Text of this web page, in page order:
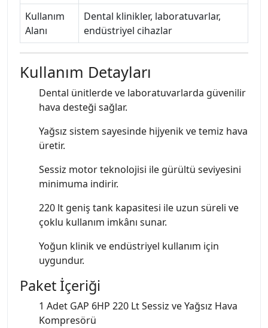
Kullanım
Alanı
Dental klinikler, laboratuvarlar,
endüstriyel cihazlar
Kullanım Detayları
Dental ünitlerde ve laboratuvarlarda güvenilir
hava desteği sağlar.
Yağsız sistem sayesinde hijyenik ve temiz hava
üretir.
Sessiz motor teknolojisi ile gürültü seviyesini
minimuma indirir.
220 lt geniş tank kapasitesi ile uzun süreli ve
çoklu kullanım imkânı sunar.
Yoğun klinik ve endüstriyel kullanım için
uygundur.
Paket İçeriği
1 Adet GAP 6HP 220 Lt Sessiz ve Yağsız Hava
Kompresörü